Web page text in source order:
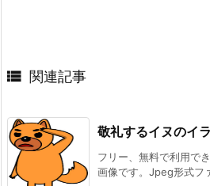
 関連記事
敬礼するイヌのイ
フリー、無料で利用で
画像です。Jpeg形式フ